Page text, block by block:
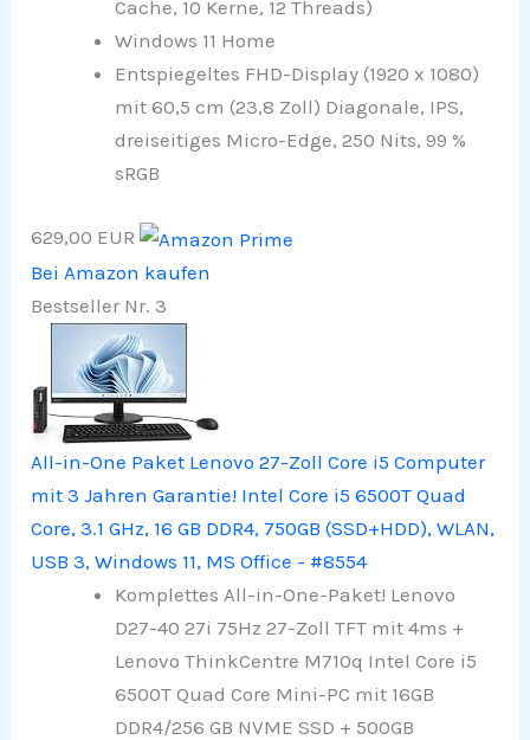
Cache, 10 Kerne, 12 Threads)
Windows 11 Home
Entspiegeltes FHD-Display (1920 x 1080)
mit 60,5 cm (23,8 Zoll) Diagonale, IPS,
dreiseitiges Micro-Edge, 250 Nits, 99 %
sRGB
629,00 EUR
Bei Amazon kaufen
Bestseller Nr. 3
All-in-One Paket Lenovo 27-Zoll Core i5 Computer
mit 3 Jahren Garantie! Intel Core i5 6500T Quad
Core, 3.1 GHz, 16 GB DDR4, 750GB (SSD+HDD), WLAN,
USB 3, Windows 11, MS Office - #8554
Komplettes All-in-One-Paket! Lenovo
D27-40 27i 75Hz 27-Zoll TFT mit 4ms +
Lenovo ThinkCentre M710q Intel Core i5
6500T Quad Core Mini-PC mit 16GB
DDR4/256 GB NVME SSD + 500GB